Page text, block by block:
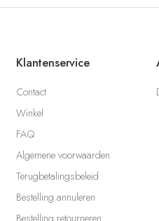
Klantenservice
Contact
Winkel
FAQ
Algemene voorwaarden
Terugbetalingsbeleid
Bestelling annuleren